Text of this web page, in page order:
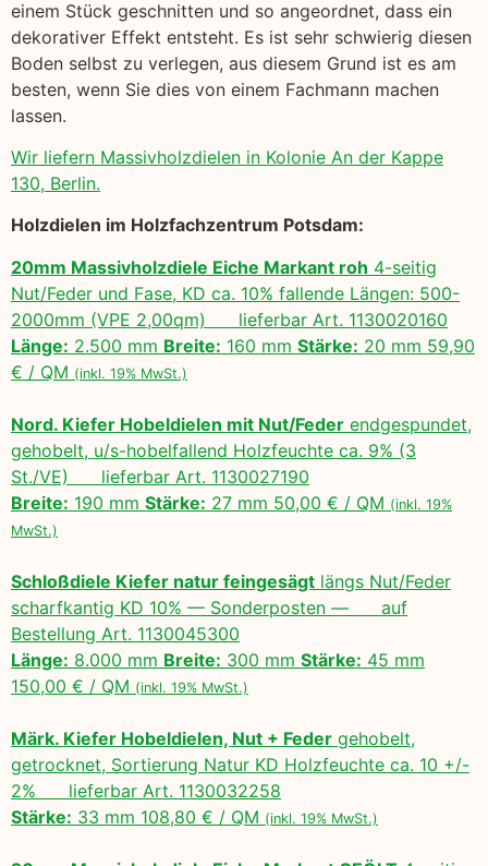
einem Stück geschnitten und so angeordnet, dass ein
dekorativer Effekt entsteht. Es ist sehr schwierig diesen
Boden selbst zu verlegen, aus diesem Grund ist es am
besten, wenn Sie dies von einem Fachmann machen
lassen.
Wir liefern Massivholzdielen in Kolonie An der Kappe
130, Berlin.
Holzdielen im Holzfachzentrum Potsdam:
20mm Massivholzdiele Eiche Markant roh 4-seitig
Nut/Feder und Fase, KD ca. 10% fallende Längen: 500-
2000mm (VPE 2,00qm) lieferbar Art. 1130020160
Länge: 2.500 mm Breite: 160 mm Stärke: 20 mm 59,90
€ / QM (inkl. 19% MwSt.)
Nord. Kiefer Hobeldielen mit Nut/Feder endgespundet,
gehobelt, u/s-hobelfallend Holzfeuchte ca. 9% (3
St./VE) lieferbar Art. 1130027190
Breite: 190 mm Stärke: 27 mm 50,00 € / QM (inkl. 19%
MwSt.)
Schloßdiele Kiefer natur feingesägt längs Nut/Feder
scharfkantig KD 10% — Sonderposten — auf
Bestellung Art. 1130045300
Länge: 8.000 mm Breite: 300 mm Stärke: 45 mm
150,00 € / QM (inkl. 19% MwSt.)
Märk. Kiefer Hobeldielen, Nut + Feder gehobelt,
getrocknet, Sortierung Natur KD Holzfeuchte ca. 10 +/-
2% lieferbar Art. 1130032258
Stärke: 33 mm 108,80 € / QM (inkl. 19% MwSt.)